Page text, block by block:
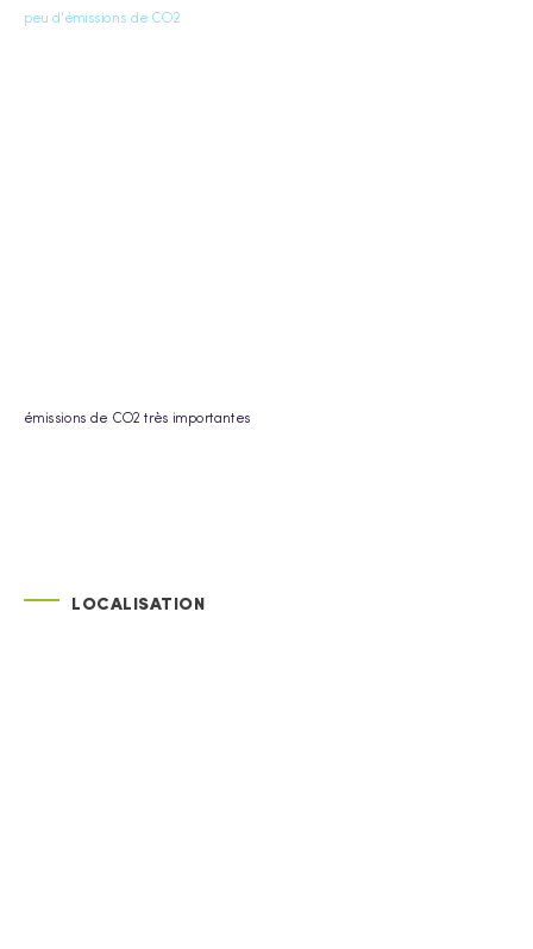
peu d'émissions de CO2
émissions de CO2 très importantes
LOCALISATION